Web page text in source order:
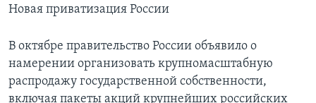
Новая приватизация России
В октябре правительство России объявило о
намерении организовать крупномасштабную
распродажу государственной собственности,
включая пакеты акций крупнейших российских